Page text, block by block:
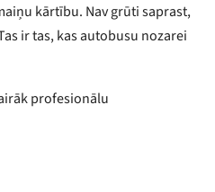
kārtību. Nav grūti saprast,
ir tas, kas autobusu nozarei
profesionālu